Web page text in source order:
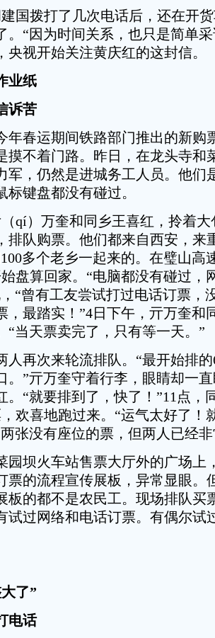
国拨打了几次电话后，还在开
。“因为时间关系，也只是简单
央视开始关注黄庆红的这封信。
业纸
诉苦
春运期间铁路部门推出的新购
摸不着门路。昨日，在龙头寺和
军，仍然是进城务工人员。他们
标键盘都没有碰过。
qí）万奎和同乡王喜红，拎着大
排队购票。他们都来自西安，来
多个老乡一起来的。在璧山高
盘算回家。“电脑都没有碰过，
“曾有工友尝试打过电话订票，
，最踏实！”4日下午，亓万奎和
“当天票卖完了，只有等一天。”
再次来轮流排队。“最开始排
。”亓万奎守着行李，眼睛却一
。“就要排到了，快了！”11点，
欢喜地跑过来。“运气太好了！
张没有座位的票，但两人已经
坝火车站售票大厅外的广场上
票的流程宣传展板，异常显眼。
板的都不是农民工。现场排队买
试过网络和电话订票。有偶尔试
了”
电话